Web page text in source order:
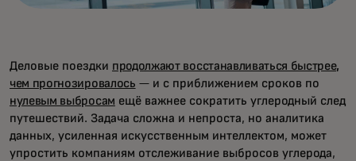
Деловые поездки продолжают восстанавливаться быстрее,
чем прогнозировалось — и с приближением сроков по
нулевым выбросам ещё важнее сократить углеродный след
путешествий. Задача сложна и непроста, но аналитика
данных, усиленная искусственным интеллектом, может
упростить компаниям отслеживание выбросов углерода,